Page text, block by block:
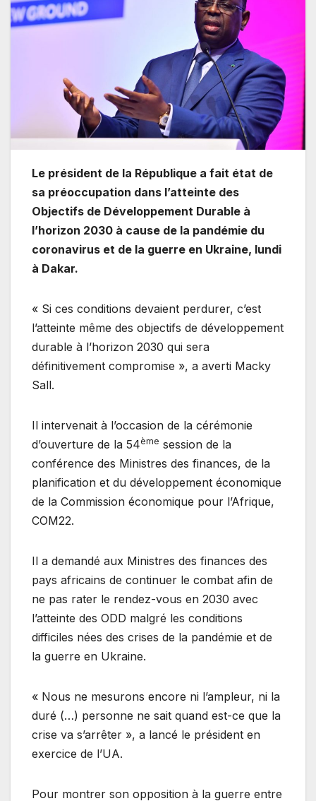
Le président de la République a fait état de
sa préoccupation dans l’atteinte des
Objectifs de Développement Durable à
l’horizon 2030 à cause de la pandémie du
coronavirus et de la guerre en Ukraine, lundi
à Dakar.
« Si ces conditions devaient perdurer, c’est
l’atteinte même des objectifs de développement
durable à l’horizon 2030 qui sera
définitivement compromise », a averti Macky
Sall.
Il intervenait à l’occasion de la cérémonie
d’ouverture de la 54ème session de la
conférence des Ministres des finances, de la
planification et du développement économique
de la Commission économique pour l’Afrique,
COM22.
Il a demandé aux Ministres des finances des
pays africains de continuer le combat afin de
ne pas rater le rendez-vous en 2030 avec
l’atteinte des ODD malgré les conditions
difficiles nées des crises de la pandémie et de
la guerre en Ukraine.
« Nous ne mesurons encore ni l’ampleur, ni la
duré (…) personne ne sait quand est-ce que la
crise va s’arrêter », a lancé le président en
exercice de l’UA.
Pour montrer son opposition à la guerre entre